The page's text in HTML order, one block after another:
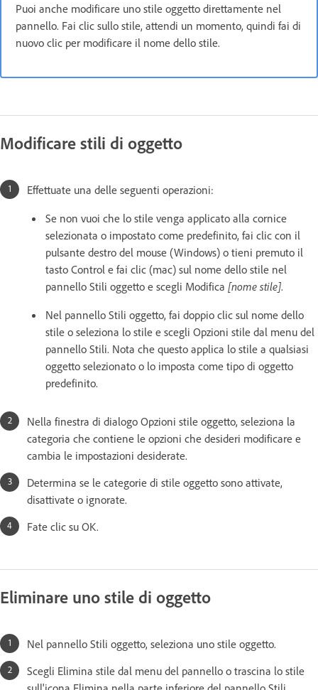
Puoi anche modificare uno stile oggetto direttamente nel
pannello. Fai clic sullo stile, attendi un momento, quindi fai di
nuovo clic per modificare il nome dello stile.
Modificare stili di oggetto
Effettuate una delle seguenti operazioni:
Se non vuoi che lo stile venga applicato alla cornice
selezionata o impostato come predefinito, fai clic con il
pulsante destro del mouse (Windows) o tieni premuto il
tasto Control e fai clic (mac) sul nome dello stile nel
pannello Stili oggetto e scegli Modifica [nome stile].
Nel pannello Stili oggetto, fai doppio clic sul nome dello
stile o seleziona lo stile e scegli Opzioni stile dal menu del
pannello Stili. Nota che questo applica lo stile a qualsiasi
oggetto selezionato o lo imposta come tipo di oggetto
predefinito.
Nella finestra di dialogo Opzioni stile oggetto, seleziona la
categoria che contiene le opzioni che desideri modificare e
cambia le impostazioni desiderate.
Determina se le categorie di stile oggetto sono attivate,
disattivate o ignorate.
Fate clic su OK.
Eliminare uno stile di oggetto
Nel pannello Stili oggetto, seleziona uno stile oggetto.
Scegli Elimina stile dal menu del pannello o trascina lo stile